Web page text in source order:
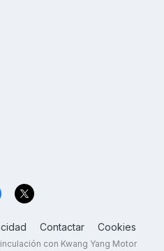
Contactar Cookies
con Kwang Yang Motor